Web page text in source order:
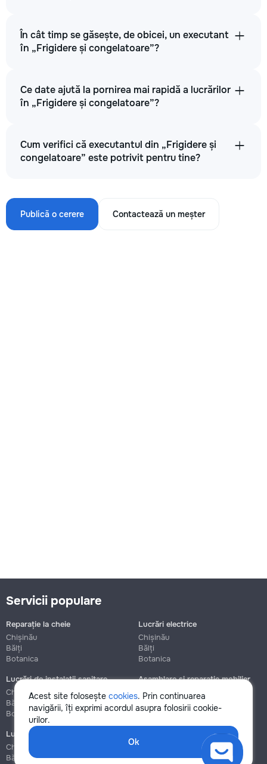
În cât timp se găsește, de obicei, un executant
în „Frigidere și congelatoare”?
Ce date ajută la pornirea mai rapidă a lucrărilor
în „Frigidere și congelatoare”?
Cum verifici că executantul din „Frigidere și
congelatoare” este potrivit pentru tine?
Publică o cerere Contactează un meșter
Acest site folosește cookies. Prin continuarea
navigării, îți exprimi acordul asupra folosirii cookie-
urilor.
Ok
Servicii populare
Reparație la cheie
Chișinău
Bălți
Botanica
Lucrări electrice
Chișinău
Bălți
Botanica
Lucrări de instalații sanitare
Chișinău
Bălți
Botanica
Asamblare și reparație mobilier
Chișinău
Botanica
Lucrări de construcție și instalare
Chișinău
Bălți